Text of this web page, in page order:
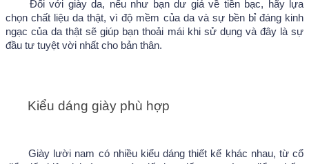
Đối với giày da, nếu như bạn dư giả về tiền bạc, hãy lựa
chọn chất liệu da thật, vì độ mềm của da và sự bền bỉ đáng kinh
ngạc của da thật sẽ giúp bạn thoải mái khi sử dụng và đây là sự
đầu tư tuyệt vời nhất cho bản thân.
Kiểu dáng giày phù hợp
Giày lười nam có nhiều kiểu dáng thiết kế khác nhau, từ cổ